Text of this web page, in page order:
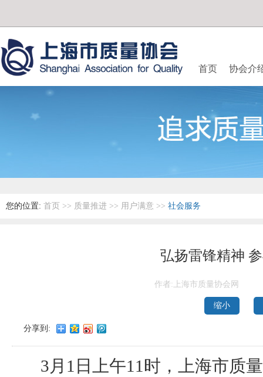
首页 协会介
您的位置: 首页 >> 质量推进 >> 用户满意 >> 社会服务
弘扬雷锋精神
作者:上海市质量协会网
缩小
分享到:
3月1日上午11时，上海市质